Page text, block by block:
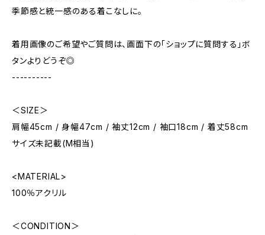
季節感と統一感のある着こなしに。
着用画像のご希望やご質問は、画面下の「ショップに質問する」ボ
タンよりどうぞ◎
----------
＜SIZE＞
肩幅45cm / 身幅47cm / 袖丈12cm / 袖口18cm / 着丈58cm
サイズ未記載(M相当)
<MATERIAL>
100％アクリル
＜CONDITION＞